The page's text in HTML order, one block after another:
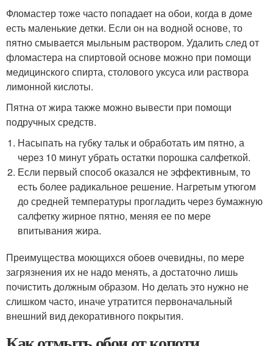
Фломастер тоже часто попадает на обои, когда в доме
есть маленькие детки. Если он на водной основе, то
пятно смывается мыльным раствором. Удалить след от
фломастера на спиртовой основе можно при помощи
медицинского спирта, столового уксуса или раствора
лимонной кислоты.
Пятна от жира также можно вывести при помощи
подручных средств.
Насыпать на губку тальк и обработать им пятно, а
через 10 минут убрать остатки порошка салфеткой.
Если первый способ оказался не эффективным, то
есть более радикальное решение. Нагретым утюгом
до средней температуры прогладить через бумажную
салфетку жирное пятно, меняя ее по мере
впитывания жира.
Преимущества моющихся обоев очевидны, по мере
загрязнения их не надо менять, а достаточно лишь
почистить должным образом. Но делать это нужно не
слишком часто, иначе утратится первоначальный
внешний вид декоративного покрытия.